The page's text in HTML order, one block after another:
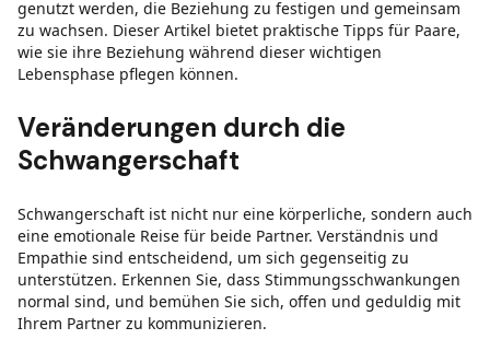
genutzt werden, die Beziehung zu festigen und gemeinsam
zu wachsen. Dieser Artikel bietet praktische Tipps für Paare,
wie sie ihre Beziehung während dieser wichtigen
Lebensphase pflegen können.
Veränderungen durch die
Schwangerschaft
Schwangerschaft ist nicht nur eine körperliche, sondern auch
eine emotionale Reise für beide Partner. Verständnis und
Empathie sind entscheidend, um sich gegenseitig zu
unterstützen. Erkennen Sie, dass Stimmungsschwankungen
normal sind, und bemühen Sie sich, offen und geduldig mit
Ihrem Partner zu kommunizieren.